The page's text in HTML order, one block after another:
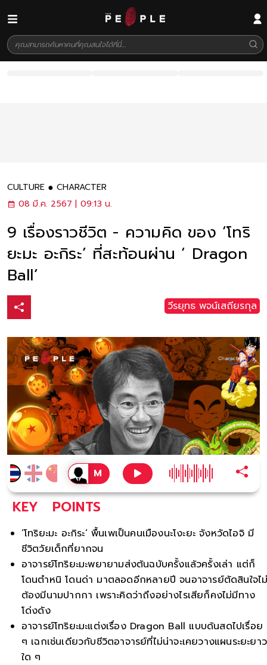
CULTURE
CHARACTER
08 มี.ค. 2567 | 09:13 น.
9 เรื่องราวชีวิต - ความคิด ของ ‘โทริ
ยะมะ อะกิระ’ ที่สะท้อนผ่าน ‘ Dragon
Ball’
วีรยุทธ พจน์เสถียรกุล
KEY POINTS
‘โทริยะมะ อะกิระ’ พื้นเพเป็นคนเมืองนะโงะยะ จังหวัดไอจิ มี
ชีวิตวัยเด็กที่ยากจน
อาจารย์โทริยะมะพยายามส่งต้นฉบับครั้งแล้วครั้งเล่า แต่ก็
โดนตำหนิ โดนด่า มาตลอดอีกหลายปี จนอาจารย์ตัดสินใจไ
ต้องมีนามปากกา เพราะคิดว่าถึงอย่างไรเสียก็คงไม่มีทาง
โด่งดัง
อาจารย์โทริยะมะแต่งเรื่อง Dragon Ball แบบด้นสดไปเรื่อย
ๆ เฉกเช่นเดียวกับชีวิตอาจารย์ที่ไม่น่าจะเคยวางแผนระยะยาว
ใด ๆ